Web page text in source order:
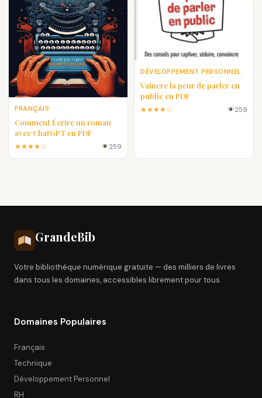
FRANÇAIS
Comment Écrire un roman
avec ChatGPT en PDF
★★★★☆ 259
DÉVELOPPEMENT PERSONNEL
Vaincre la peur de parler en
public en PDF
★★★★☆ 259
GrandeBib
Votre bibliothèque numérique gratuite — des milliers de livres
dans tous les domaines, accessibles librement pour tous.
Domaines Populaires
Français
Technique
Développement Personnel
RH